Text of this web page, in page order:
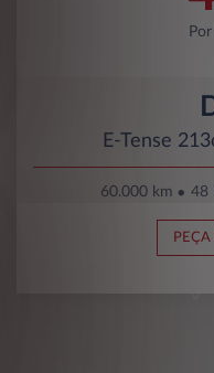
E-Tense
60.000 km 48